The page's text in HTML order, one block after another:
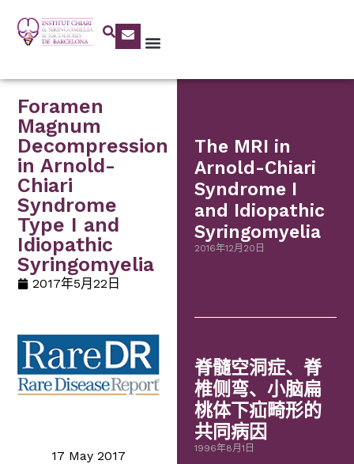
Foramen
Magnum
Decompression
in Arnold-
Chiari
Syndrome
Type I and
Idiopathic
Syringomyelia
2017年5月22日
17 May 2017
The MRI in
Arnold-Chiari
Syndrome I
and Idiopathic
Syringomyelia
2016年12月20日
脊髓空洞症、脊
椎侧弯、小脑扁
桃体下疝畸形的
共同病因
1996年8月1日